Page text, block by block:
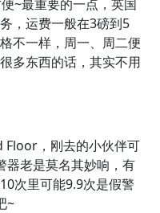
~最重要的一点，英国
，运费一般在3磅到5
不一样，周一、周二便
多东西的话，其实不用
，刚去的小伙伴可
器老是莫名其妙响，有
次里可能9.9次是假警
~